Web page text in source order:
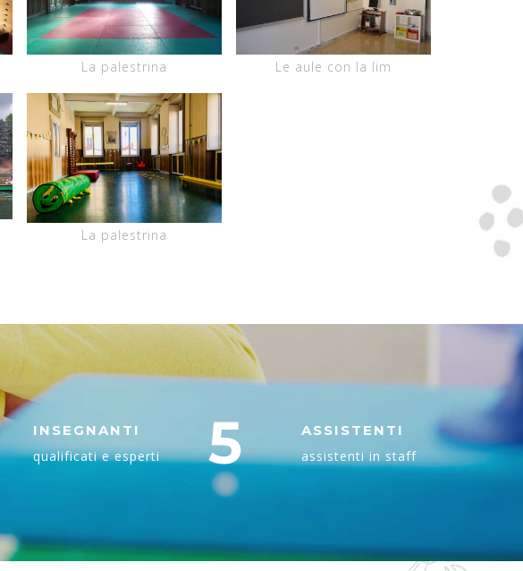
La palestrina Le aule con la lim
La palestrina
INSEGNANTI
qualificati e esperti
5
ASSISTENTI
assistenti in staff